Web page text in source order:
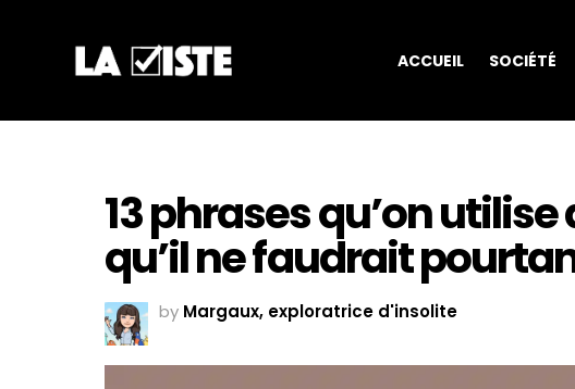
ACCUEIL SOCIÉTÉ
13 phrases qu’on
qu’il ne faudrait
by Margaux, exploratrice d'insolite